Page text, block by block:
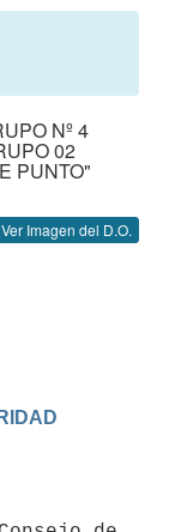
Nº 4
02
PUNTO"
Ver Imagen del D.O.